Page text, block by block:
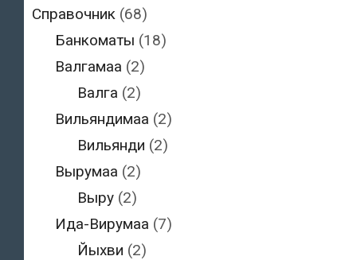
Справочник (68)
Банкоматы (18)
Валгамаа (2)
Валга (2)
Вильяндимаа (2)
Вильянди (2)
Вырумаа (2)
Выру (2)
Ида-Вирумаа (7)
Йыхви (2)